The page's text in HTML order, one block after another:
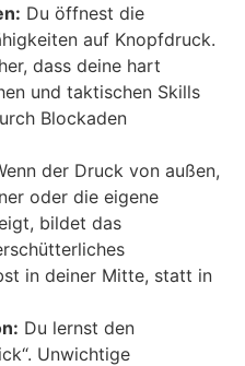
Du öffnest die
auf Knopfdruck.
dass deine hart
und taktischen Skills
Blockaden
der Druck von außen,
oder die eigene
bildet das
in deiner Mitte, statt in
Du lernst den
Unwichtige